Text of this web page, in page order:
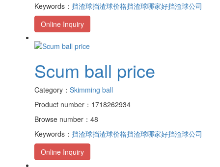
Keywords： 挡渣球挡渣球价格挡渣球哪家好挡渣球公司
Online Inquiry
Scum ball price
Category： Skimming ball
Product number：1718262934
Browse number：48
Keywords： 挡渣球挡渣球价格挡渣球哪家好挡渣球公司
Online Inquiry